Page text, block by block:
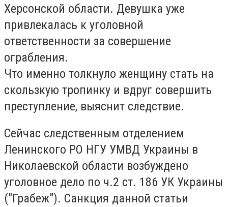
Херсонской области. Девушка уже
привлекалась к уголовной
ответственности за совершение
ограбления.
Что именно толкнуло женщину стать на
скользкую тропинку и вдруг совершить
преступление, выяснит следствие.
Сейчас следственным отделением
Ленинского РО НГУ УМВД Украины в
Николаевской области возбуждено
уголовное дело по ч.2 ст. 186 УК Украины
("Грабеж"). Санкция данной статьи